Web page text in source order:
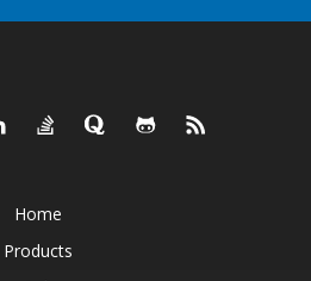
Home
Products